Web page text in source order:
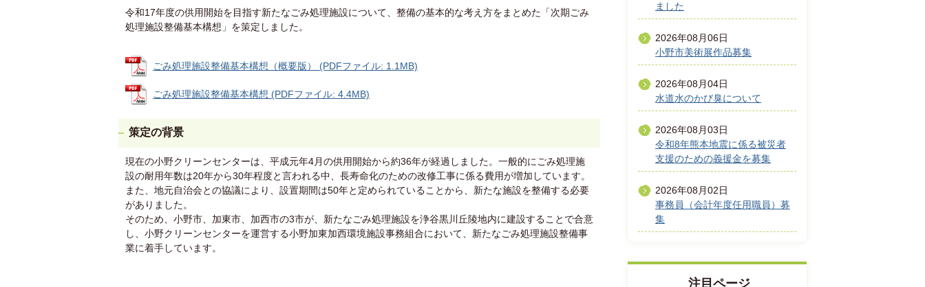
令和17年度の供用開始を目指す新たなごみ処理施設について、整備の基本的な考え方をまとめた「次期ごみ
処理施設整備基本構想」を策定しました。
ごみ処理施設整備基本構想（概要版） (PDFファイル: 1.1MB)
ごみ処理施設整備基本構想 (PDFファイル: 4.4MB)
策定の背景
現在の小野クリーンセンターは、平成元年4月の供用開始から約36年が経過しました。一般的にごみ処理施
設の耐用年数は20年から30年程度と言われる中、長寿命化のための改修工事に係る費用が増加しています。
また、地元自治会との協議により、設置期間は50年と定められていることから、新たな施設を整備する必要
がありました。
そのため、小野市、加東市、加西市の3市が、新たなごみ処理施設を浄谷黒川丘陵地内に建設することで合意
し、小野クリーンセンターを運営する小野加東加西環境施設事務組合において、新たなごみ処理施設整備事
業に着手しています。
ました
2026年08月06日
小野市美術展作品募集
2026年08月04日
水道水のかび臭について
2026年08月03日
令和8年熊本地震に係る被災者
支援のための義援金を募集
2026年08月02日
事務員（会計年度任用職員）募
集
注目ページ